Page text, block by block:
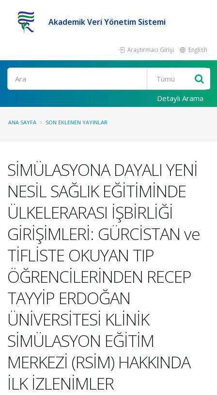
Akademik Veri Yönetim Sistemi
Araştırmacı Girişi English
Ara
Detaylı Arama
ANA SAYFA SON EKLENEN YAYINLAR
SİMÜLASYONA DAYALI YENİ
NESİL SAĞLIK EĞİTİMİNDE
ÜLKELERARASI İŞBİRLİĞİ
GİRİŞİMLERİ: GÜRCİSTAN ve
TİFLİSTE OKUYAN TIP
ÖĞRENCİLERİNDEN RECEP
TAYYİP ERDOĞAN
ÜNİVERSİTESİ KLİNİK
SİMÜLASYON EĞİTİM
MERKEZİ (RSİM) HAKKINDA
İLK İZLENİMLER